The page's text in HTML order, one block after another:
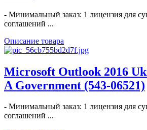
- Минимальный заказ: 1 лицензия для
соглашений ...
Описание товара
Microsoft Outlook 2016
A Government (543-06521)
- Минимальный заказ: 1 лицензия для
соглашений ...